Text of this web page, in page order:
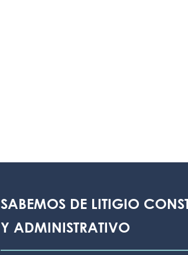
SABEMOS DE LITIGIO
Y ADMINISTRATIVO